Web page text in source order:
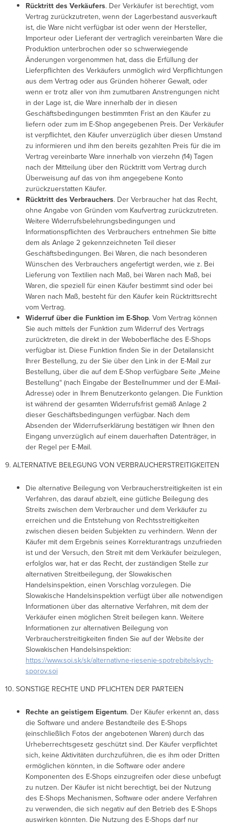
Rücktritt des Verkäufers. Der Verkäufer ist berechtigt, vom
Vertrag zurückzutreten, wenn der Lagerbestand ausverkauft
ist, die Ware nicht verfügbar ist oder wenn der Hersteller,
Importeur oder Lieferant der vertraglich vereinbarten Ware die
Produktion unterbrochen oder so schwerwiegende
Änderungen vorgenommen hat, dass die Erfüllung der
Lieferpflichten des Verkäufers unmöglich wird Verpflichtungen
aus dem Vertrag oder aus Gründen höherer Gewalt, oder
wenn er trotz aller von ihm zumutbaren Anstrengungen nicht
in der Lage ist, die Ware innerhalb der in diesen
Geschäftsbedingungen bestimmten Frist an den Käufer zu
liefern oder zum im E-Shop angegebenen Preis. Der Verkäufer
ist verpflichtet, den Käufer unverzüglich über diesen Umstand
zu informieren und ihm den bereits gezahlten Preis für die im
Vertrag vereinbarte Ware innerhalb von vierzehn (14) Tagen
nach der Mitteilung über den Rücktritt vom Vertrag durch
Überweisung auf das von ihm angegebene Konto
zurückzuerstatten Käufer.
Rücktritt des Verbrauchers. Der Verbraucher hat das Recht,
ohne Angabe von Gründen vom Kaufvertrag zurückzutreten.
Weitere Widerrufsbelehrungsbedingungen und
Informationspflichten des Verbrauchers entnehmen Sie bitte
dem als Anlage 2 gekennzeichneten Teil dieser
Geschäftsbedingungen. Bei Waren, die nach besonderen
Wünschen des Verbrauchers angefertigt werden, wie z. Bei
Lieferung von Textilien nach Maß, bei Waren nach Maß, bei
Waren, die speziell für einen Käufer bestimmt sind oder bei
Waren nach Maß, besteht für den Käufer kein Rücktrittsrecht
vom Vertrag.
Widerruf über die Funktion im E-Shop. Vom Vertrag können
Sie auch mittels der Funktion zum Widerruf des Vertrags
zurücktreten, die direkt in der Weboberfläche des E-Shops
verfügbar ist. Diese Funktion finden Sie in der Detailansicht
Ihrer Bestellung, zu der Sie über den Link in der E-Mail zur
Bestellung, über die auf dem E-Shop verfügbare Seite „Meine
Bestellung“ (nach Eingabe der Bestellnummer und der E-Mail-
Adresse) oder in Ihrem Benutzerkonto gelangen. Die Funktion
ist während der gesamten Widerrufsfrist gemäß Anlage 2
dieser Geschäftsbedingungen verfügbar. Nach dem
Absenden der Widerrufserklärung bestätigen wir Ihnen den
Eingang unverzüglich auf einem dauerhaften Datenträger, in
der Regel per E-Mail.
9. ALTERNATIVE BEILEGUNG VON VERBRAUCHERSTREITIGKEITEN
Die alternative Beilegung von Verbraucherstreitigkeiten ist ein
Verfahren, das darauf abzielt, eine gütliche Beilegung des
Streits zwischen dem Verbraucher und dem Verkäufer zu
erreichen und die Entstehung von Rechtsstreitigkeiten
zwischen diesen beiden Subjekten zu verhindern. Wenn der
Käufer mit dem Ergebnis seines Korrekturantrags unzufrieden
ist und der Versuch, den Streit mit dem Verkäufer beizulegen,
erfolglos war, hat er das Recht, der zuständigen Stelle zur
alternativen Streitbeilegung, der Slowakischen
Handelsinspektion, einen Vorschlag vorzulegen. Die
Slowakische Handelsinspektion verfügt über alle notwendigen
Informationen über das alternative Verfahren, mit dem der
Verkäufer einen möglichen Streit beilegen kann. Weitere
Informationen zur alternativen Beilegung von
Verbraucherstreitigkeiten finden Sie auf der Website der
Slowakischen Handelsinspektion:
https://www.soi.sk/sk/alternativne-riesenie-spotrebitelskych-
sporov.soi
10. SONSTIGE RECHTE UND PFLICHTEN DER PARTEIEN
Rechte an geistigem Eigentum. Der Käufer erkennt an, dass
die Software und andere Bestandteile des E-Shops
(einschließlich Fotos der angebotenen Waren) durch das
Urheberrechtsgesetz geschützt sind. Der Käufer verpflichtet
sich, keine Aktivitäten durchzuführen, die es ihm oder Dritten
ermöglichen könnten, in die Software oder andere
Komponenten des E-Shops einzugreifen oder diese unbefugt
zu nutzen. Der Käufer ist nicht berechtigt, bei der Nutzung
des E-Shops Mechanismen, Software oder andere Verfahren
zu verwenden, die sich negativ auf den Betrieb des E-Shops
auswirken könnten. Die Nutzung des E-Shops darf nur